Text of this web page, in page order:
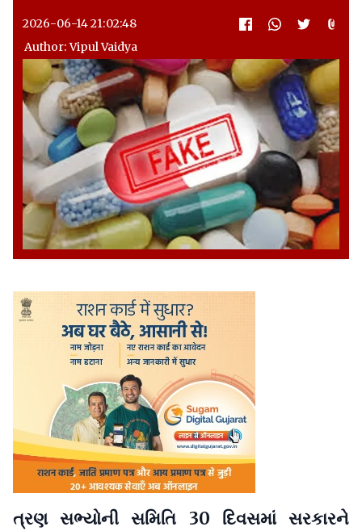
2026-06-14 21:02:48
Author: Vipul Vaidya
ત્રણ સભ્યોની સમિતિ 30 દિવસમાં સરકારને